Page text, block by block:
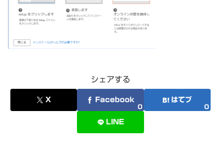
シェアする
X Facebook
0
はてブ
0
LINE